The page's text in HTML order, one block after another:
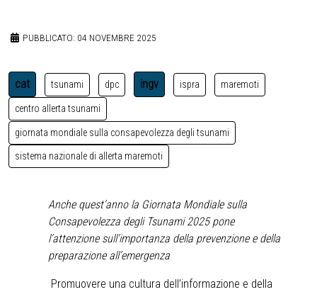
PUBBLICATO: 04 NOVEMBRE 2025
cat tsunami dpc ingv ispra maremoti
centro allerta tsunami
giornata mondiale sulla consapevolezza degli tsunami
sistema nazionale di allerta maremoti
Anche quest’anno la Giornata Mondiale sulla
Consapevolezza degli Tsunami 2025 pone
l’attenzione sull’importanza della prevenzione e della
preparazione all’emergenza
Promuovere una cultura dell’informazione e della